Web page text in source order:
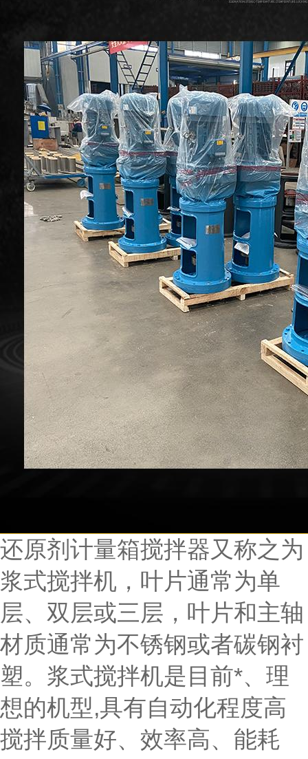
还原剂计量箱搅拌器又称之为
浆式搅拌机，叶片通常为单
层、双层或三层，叶片和主轴
材质通常为不锈钢或者碳钢衬
塑。浆式搅拌机是目前*、理
想的机型,具有自动化程度高
搅拌质量好、效率高、能耗